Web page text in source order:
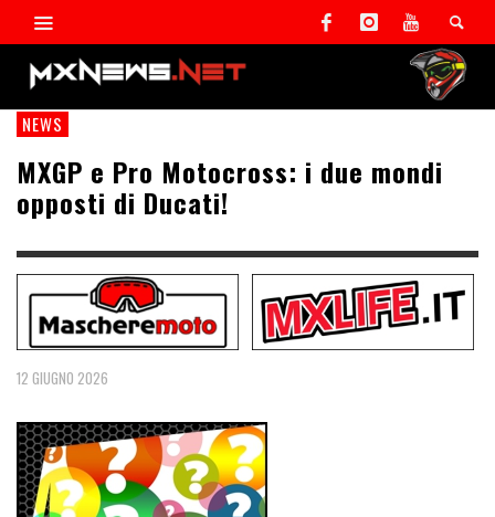
NEWS
MXGP e Pro Motocross: i due mondi
opposti di Ducati!
12 GIUGNO 2026